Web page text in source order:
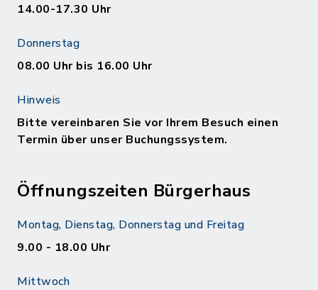
14.00-17.30 Uhr
Donnerstag
08.00 Uhr bis 16.00 Uhr
Hinweis
Bitte vereinbaren Sie vor Ihrem Besuch einen
Termin über unser Buchungssystem.
Öffnungszeiten Bürgerhaus
Montag, Dienstag, Donnerstag und Freitag
9.00 - 18.00 Uhr
Mittwoch